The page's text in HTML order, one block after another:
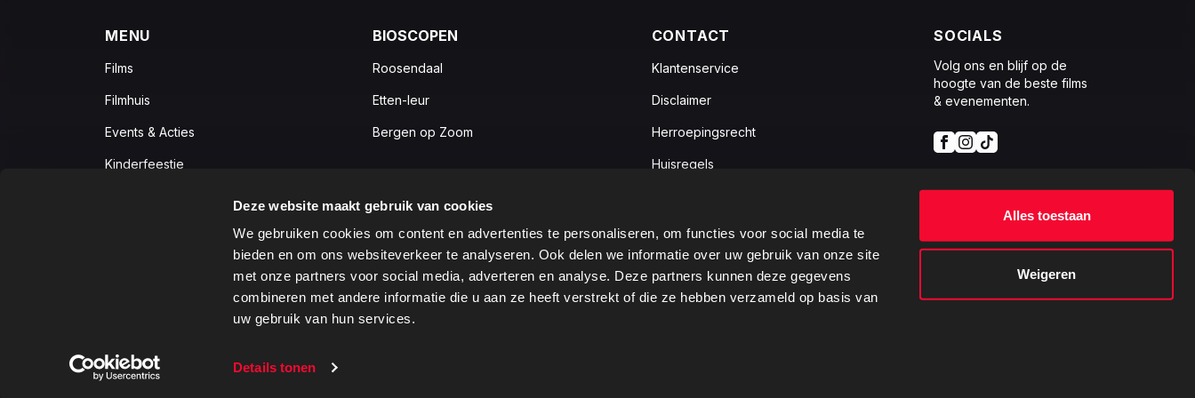
Deze website maakt gebruik van cookies
We gebruiken cookies om content en advertenties te personaliseren, om functies voor social media te
bieden en om ons websiteverkeer te analyseren. Ook delen we informatie over uw gebruik van onze site
met onze partners voor social media, adverteren en analyse. Deze partners kunnen deze gegevens
combineren met andere informatie die u aan ze heeft verstrekt of die ze hebben verzameld op basis van
uw gebruik van hun services.
Details tonen
Alles toestaan
Weigeren
MENU
Films
Filmhuis
Events & Acties
Kinderfeestje
BIOSCOPEN
Roosendaal
Etten-leur
Bergen op Zoom
CONTACT
Klantenservice
Disclaimer
Herroepingsrecht
Huisregels
Ticketprijzen
SOCIALS
Volg ons en blijf op de
hoogte van de beste films
& evenementen.
2026 © C-Cinema, Alle rechten voorbehouden
Ontwikkeld